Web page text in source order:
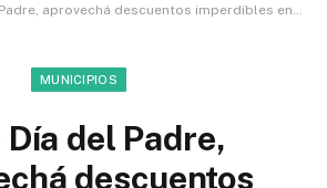
descuentos imperdibles en gastronomía para disfrutar en familia con tu “Soy Tigre”
MUNICIPIOS
Día del Padre,
descuentos